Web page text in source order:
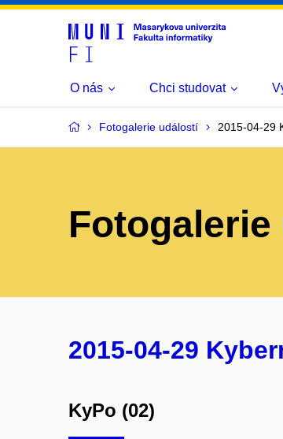
O nás Chci studovat
Fotogalerie událostí 2015-04-29
2015-04-29
KyPo (02)